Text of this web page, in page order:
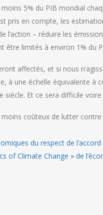
5% du PIB mondial
pris en compte, les
l’action – réduire les
être limités à environ 1% du
affectés, et si nous
à une échelle équivalente à
Et ce sera difficile
moins coûteux de lutter
du respect de l’accord
of Climate Change » de